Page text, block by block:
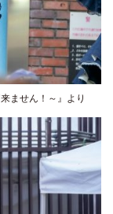
ません！～』より